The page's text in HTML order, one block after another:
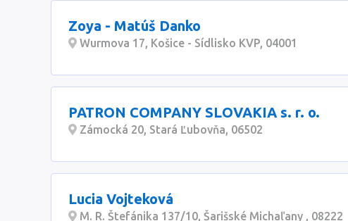
Zoya - Matúš Danko
Wurmova 17, Košice - Sídlisko KVP, 04001
PATRON COMPANY SLOVAKIA s. r. o.
Zámocká 20, Stará Ľubovňa, 06502
Lucia Vojteková
M. R. Štefánika 137/10, Šarišské Michaľany , 08222